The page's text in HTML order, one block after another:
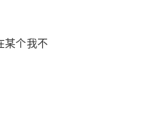
某个我不